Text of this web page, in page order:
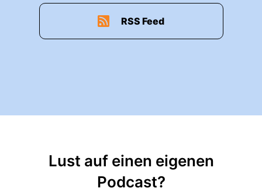
RSS Feed
Lust auf einen eigenen
Podcast?